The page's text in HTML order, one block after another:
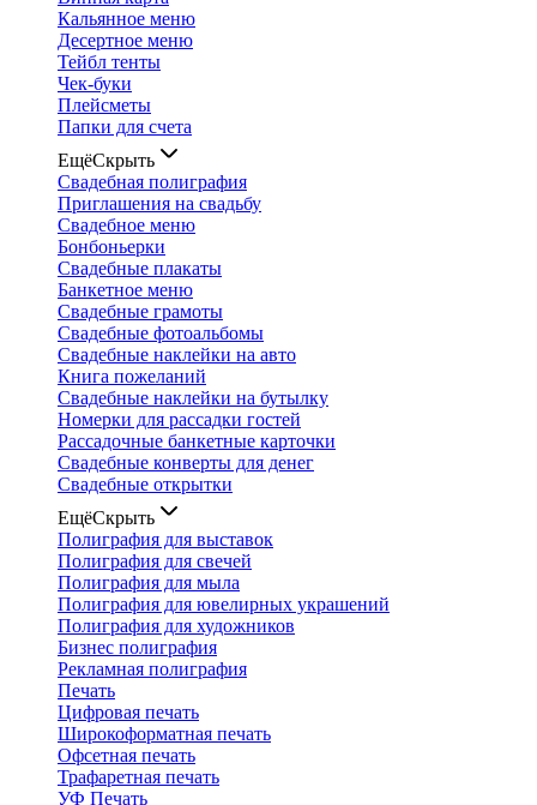
Кальянное меню
Десертное меню
Тейбл тенты
Чек-буки
Плейсметы
Папки для счета
ЕщёСкрыть
Свадебная полиграфия
Приглашения на свадьбу
Свадебное меню
Бонбоньерки
Свадебные плакаты
Банкетное меню
Свадебные грамоты
Свадебные фотоальбомы
Свадебные наклейки на авто
Книга пожеланий
Свадебные наклейки на бутылку
Номерки для рассадки гостей
Рассадочные банкетные карточки
Свадебные конверты для денег
Свадебные открытки
ЕщёСкрыть
Полиграфия для выставок
Полиграфия для свечей
Полиграфия для мыла
Полиграфия для ювелирных украшений
Полиграфия для художников
Бизнес полиграфия
Рекламная полиграфия
Печать
Цифровая печать
Широкоформатная печать
Офсетная печать
Трафаретная печать
УФ Печать